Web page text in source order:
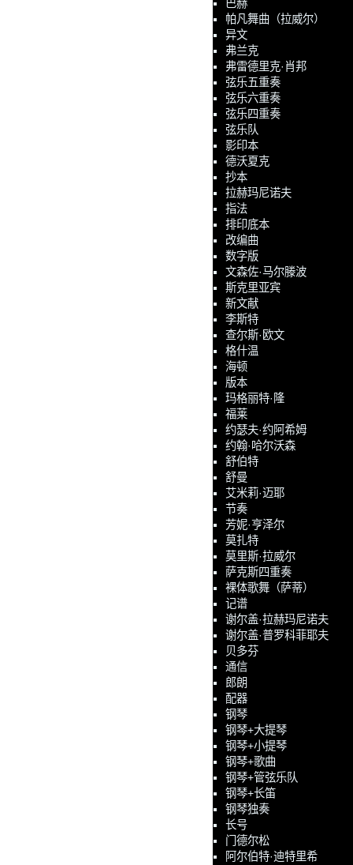
巴赫
帕凡舞曲（拉威尔）
异文
弗兰克
弗雷德里克·肖邦
弦乐五重奏
弦乐六重奏
弦乐四重奏
弦乐队
影印本
德沃夏克
抄本
拉赫玛尼诺夫
指法
排印底本
改编曲
数字版
文森佐·马尔滕波
斯克里亚宾
新文献
李斯特
查尔斯·欧文
格什温
海顿
版本
玛格丽特·隆
福莱
约瑟夫·约阿希姆
约翰·哈尔沃森
舒伯特
舒曼
艾米莉·迈耶
节奏
芳妮·亨泽尔
莫扎特
莫里斯·拉威尔
萨克斯四重奏
裸体歌舞（萨蒂）
记谱
谢尔盖·拉赫玛尼诺夫
谢尔盖·普罗科菲耶夫
贝多芬
通信
郎朗
配器
钢琴
钢琴+大提琴
钢琴+小提琴
钢琴+歌曲
钢琴+管弦乐队
钢琴+长笛
钢琴独奏
长号
门德尔松
阿尔伯特·迪特里希